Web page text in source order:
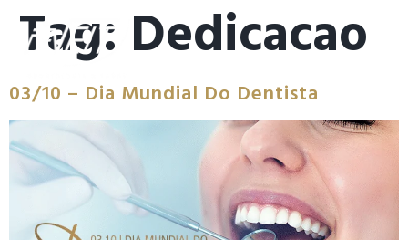
Tag: Dedicacao
03/10 – Dia Mundial Do Dentista